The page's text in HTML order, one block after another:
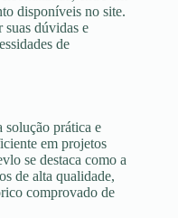
disponíveis no site.
suas dúvidas e
de
solução prática e
em projetos
se destaca como a
de alta qualidade,
comprovado de